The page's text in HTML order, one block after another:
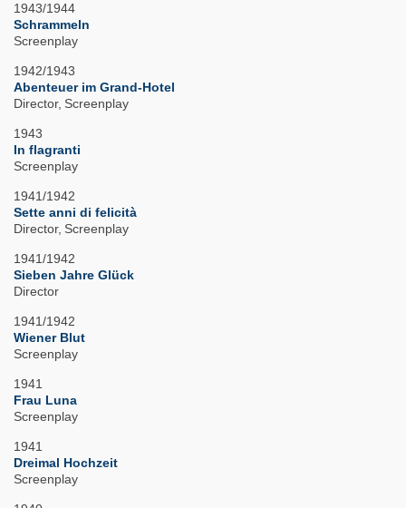
1943/1944
Schrammeln
Screenplay
1942/1943
Abenteuer im Grand-Hotel
Director Screenplay
1943
In flagranti
Screenplay
1941/1942
Sette anni di felicità
Director Screenplay
1941/1942
Sieben Jahre Glück
Director
1941/1942
Wiener Blut
Screenplay
1941
Frau Luna
Screenplay
1941
Dreimal Hochzeit
Screenplay